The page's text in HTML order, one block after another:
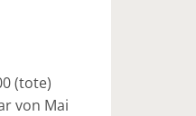
(tote)
von Mai